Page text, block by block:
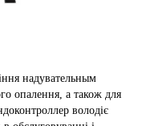
надувательным
опалення, а також для
володіє